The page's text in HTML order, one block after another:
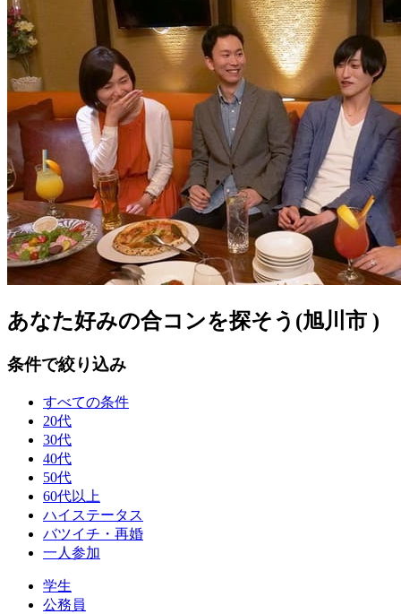
あなた好みの合コンを探そう(旭川市 )
条件で絞り込み
すべての条件
20代
30代
40代
50代
60代以上
ハイステータス
バツイチ・再婚
一人参加
学生
公務員